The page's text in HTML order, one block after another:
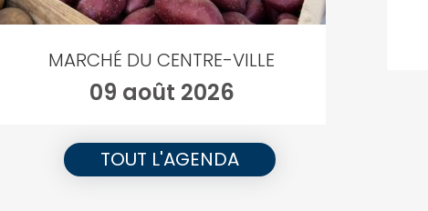
MARCHÉ DU CENTRE-VILLE
09 août 2026
TOUT L'AGENDA